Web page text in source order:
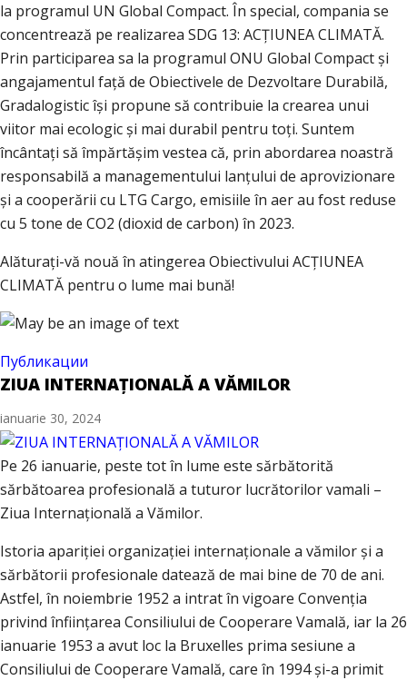
la programul UN Global Compact. În special, compania se
concentrează pe realizarea SDG 13: ACȚIUNEA CLIMATĂ.
Prin participarea sa la programul ONU Global Compact și
angajamentul față de Obiectivele de Dezvoltare Durabilă,
Gradalogistic își propune să contribuie la crearea unui
viitor mai ecologic și mai durabil pentru toți. Suntem
încântați să împărtășim vestea că, prin abordarea noastră
responsabilă a managementului lanțului de aprovizionare
și a cooperării cu LTG Cargo, emisiile în aer au fost reduse
cu 5 tone de CO2 (dioxid de carbon) în 2023.
Alăturați-vă nouă în atingerea Obiectivului ACȚIUNEA
CLIMATĂ pentru o lume mai bună!
Публикации
ZIUA INTERNAȚIONALĂ A VĂMILOR
ianuarie 30, 2024
Pe 26 ianuarie, peste tot în lume este sărbătorită
sărbătoarea profesională a tuturor lucrătorilor vamali –
Ziua Internațională a Vămilor.
Istoria apariției organizației internaționale a vămilor și a
sărbătorii profesionale datează de mai bine de 70 de ani.
Astfel, în noiembrie 1952 a intrat în vigoare Convenția
privind înființarea Consiliului de Cooperare Vamală, iar la 26
ianuarie 1953 a avut loc la Bruxelles prima sesiune a
Consiliului de Cooperare Vamală, care în 1994 și-a primit